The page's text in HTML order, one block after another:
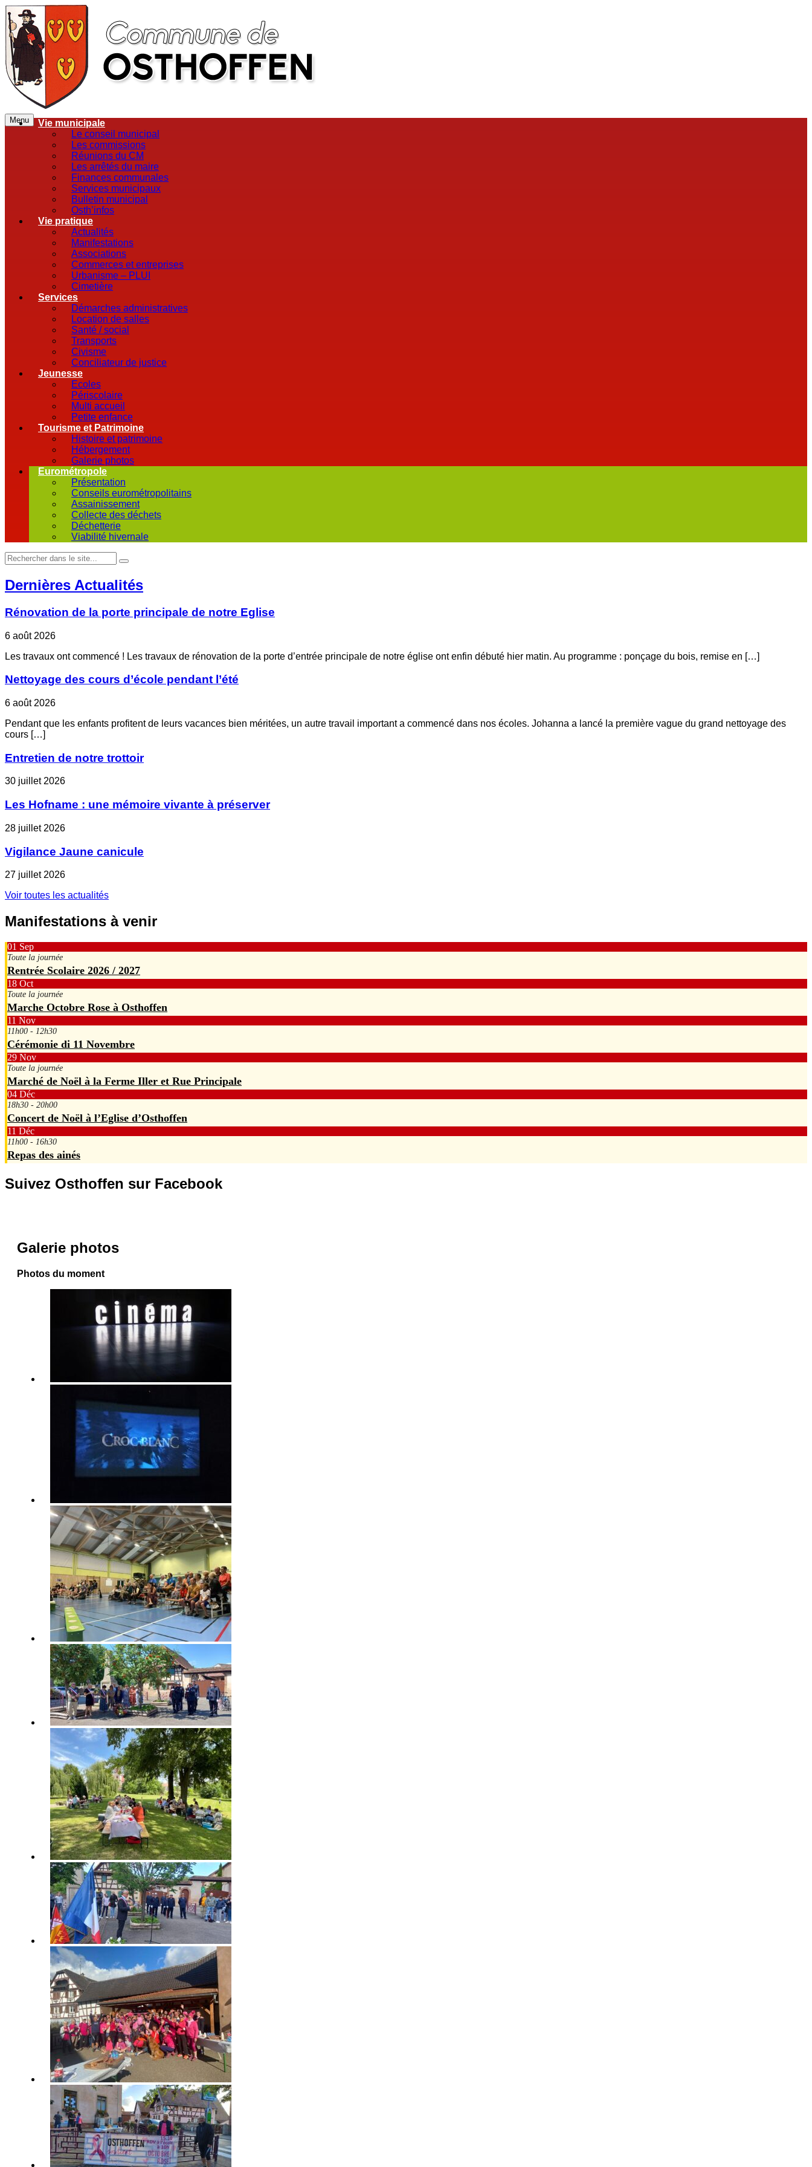
Menu
Vie municipale
Le conseil municipal
Les commissions
Réunions du CM
Les arrêtés du maire
Finances communales
Services municipaux
Bulletin municipal
Osth’infos
Vie pratique
Actualités
Manifestations
Associations
Commerces et entreprises
Urbanisme – PLUI
Cimetière
Services
Démarches administratives
Location de salles
Santé / social
Transports
Civisme
Conciliateur de justice
Jeunesse
Ecoles
Périscolaire
Multi accueil
Petite enfance
Tourisme et Patrimoine
Histoire et patrimoine
Hébergement
Galerie photos
Eurométropole
Présentation
Conseils eurométropolitains
Assainissement
Collecte des déchets
Déchetterie
Viabilité hivernale
Dernières Actualités
Rénovation de la porte principale de notre Eglise
6 août 2026
Les travaux ont commencé ! Les travaux de rénovation de la porte d’entrée principale de notre église ont enfin débuté hier matin. Au programme : ponçage du bois, remise en […]
Nettoyage des cours d’école pendant l’été
6 août 2026
Pendant que les enfants profitent de leurs vacances bien méritées, un autre travail important a commencé dans nos écoles. Johanna a lancé la première vague du grand nettoyage des
cours […]
Entretien de notre trottoir
30 juillet 2026
Les Hofname : une mémoire vivante à préserver
28 juillet 2026
Vigilance Jaune canicule
27 juillet 2026
Voir toutes les actualités
Manifestations à venir
01 Sep
Toute la journée
Rentrée Scolaire 2026 / 2027
18 Oct
Toute la journée
Marche Octobre Rose à Osthoffen
11 Nov
11h00 - 12h30
Cérémonie di 11 Novembre
29 Nov
Toute la journée
Marché de Noël à la Ferme Iller et Rue Principale
04 Déc
18h30 - 20h00
Concert de Noël à l’Eglise d’Osthoffen
11 Déc
11h00 - 16h30
Repas des ainés
Suivez Osthoffen sur Facebook
Galerie photos
Photos du moment